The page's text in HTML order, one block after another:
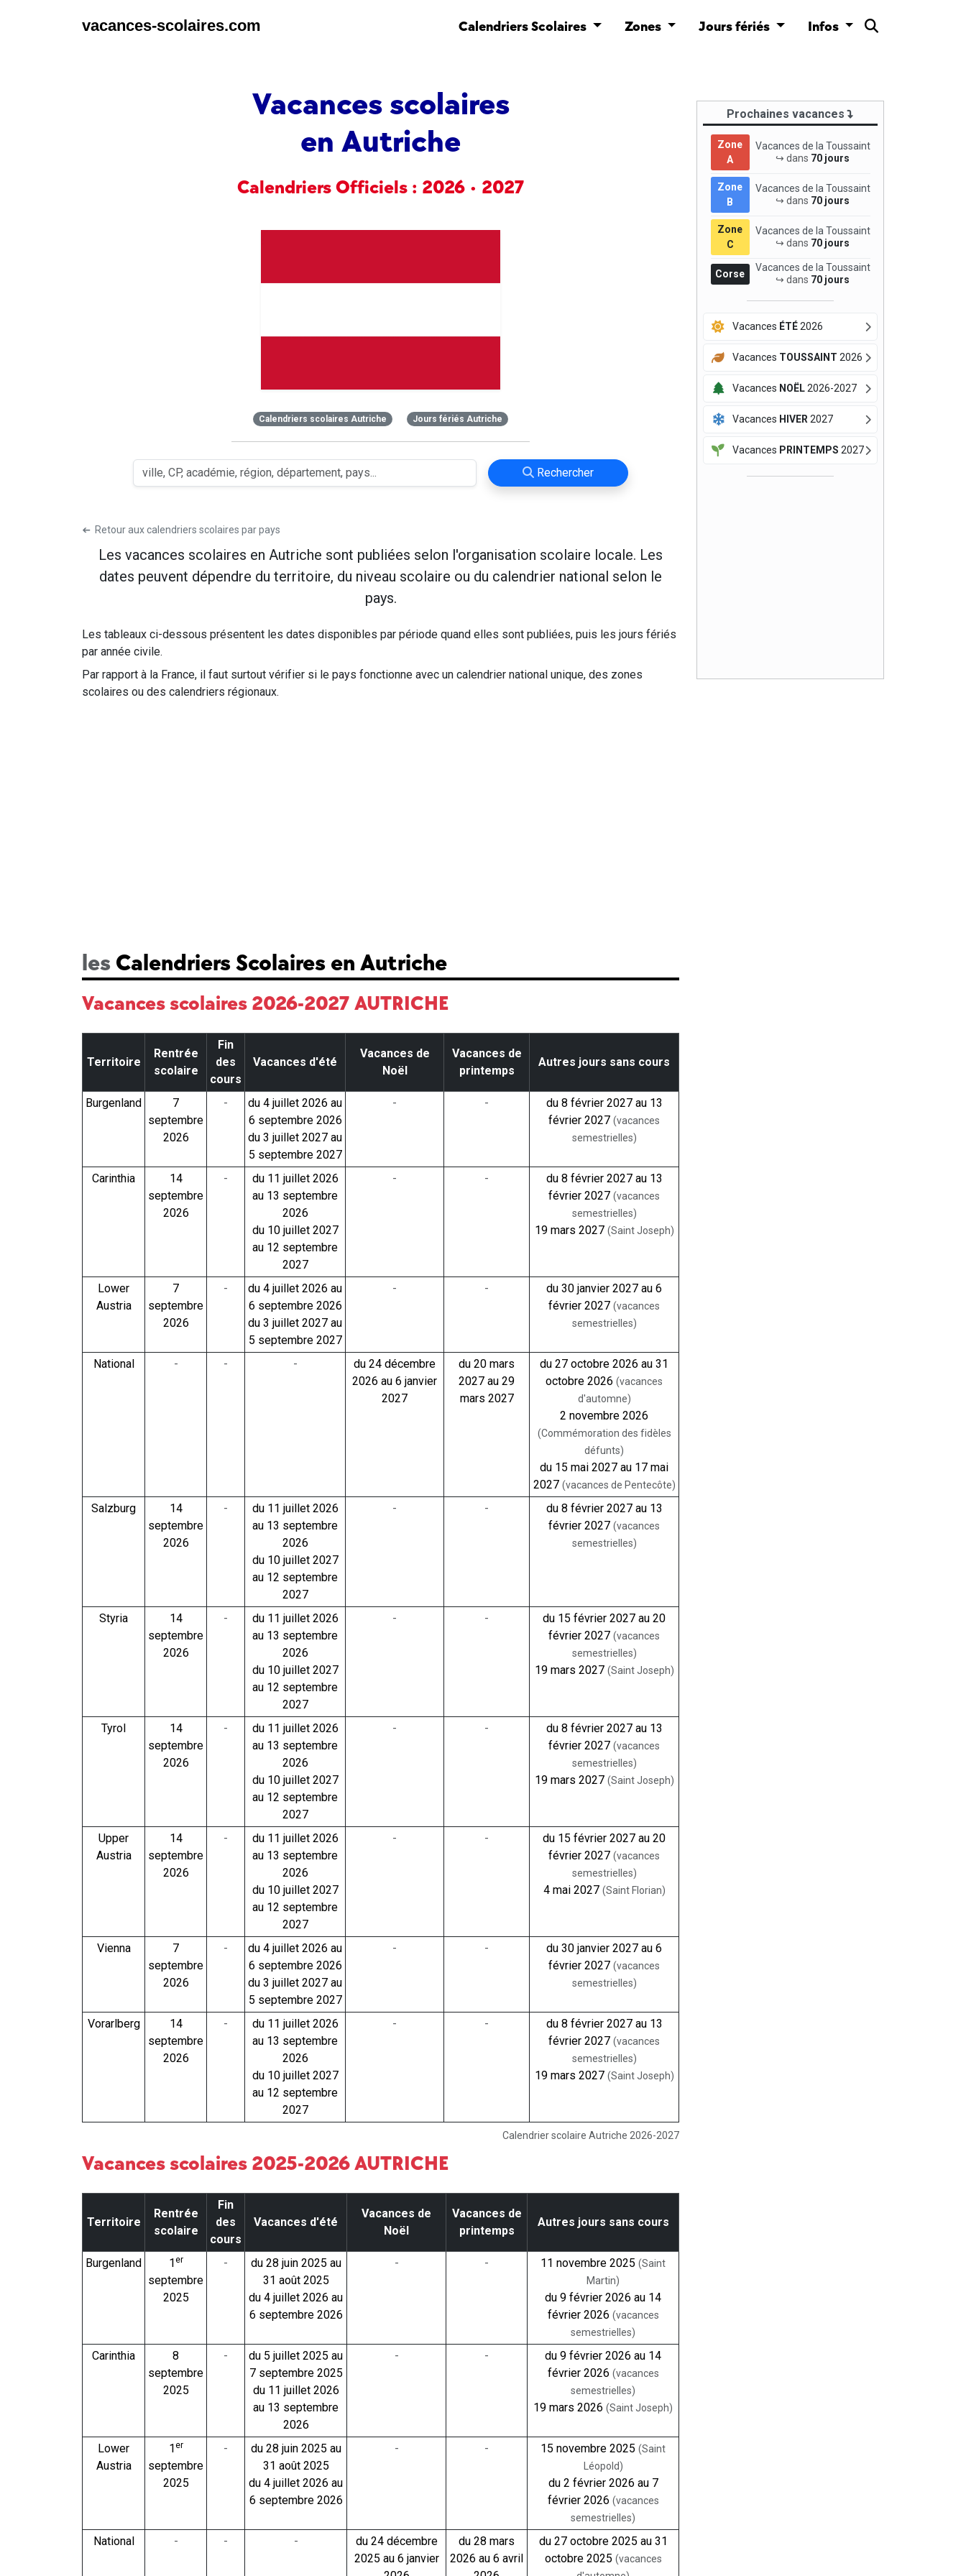
vacances-scolaires.com Calendriers Scolaires Zones Jours fériés Infos
Vacances scolaires
en Autriche
Calendriers Officiels : 2026 • 2027
Calendriers scolaires Autriche Jours fériés Autriche
Rechercher
➔ Retour aux calendriers scolaires par pays
Les vacances scolaires en Autriche sont publiées selon l'organisation scolaire locale. Les
dates peuvent dépendre du territoire, du niveau scolaire ou du calendrier national selon le
pays.
Les tableaux ci-dessous présentent les dates disponibles par période quand elles sont publiées, puis les jours fériés
par année civile.
Par rapport à la France, il faut surtout vérifier si le pays fonctionne avec un calendrier national unique, des zones
scolaires ou des calendriers régionaux.
les Calendriers Scolaires en Autriche
Vacances scolaires 2026-2027 AUTRICHE
Calendrier scolaire Autriche 2026-2027
Territoire
Rentrée
scolaire
Fin
des
cours
Vacances d'été
Vacances de
Noël
Vacances de
printemps
Autres jours sans cours
Burgenland
7
septembre
2026
-
du 4 juillet 2026 au
6 septembre 2026
du 3 juillet 2027 au
5 septembre 2027
- -
du 8 février 2027 au 13
février 2027 (vacances
semestrielles)
Carinthia
14
septembre
2026
-
du 11 juillet 2026
au 13 septembre
2026
du 10 juillet 2027
au 12 septembre
2027
- -
du 8 février 2027 au 13
février 2027 (vacances
semestrielles)
19 mars 2027 (Saint Joseph)
Lower
Austria
7
septembre
2026
-
du 4 juillet 2026 au
6 septembre 2026
du 3 juillet 2027 au
5 septembre 2027
- -
du 30 janvier 2027 au 6
février 2027 (vacances
semestrielles)
National - - -
du 24 décembre
2026 au 6 janvier
2027
du 20 mars
2027 au 29
mars 2027
du 27 octobre 2026 au 31
octobre 2026 (vacances
d'automne)
2 novembre 2026
(Commémoration des fidèles
défunts)
du 15 mai 2027 au 17 mai
2027 (vacances de Pentecôte)
Salzburg
14
septembre
2026
-
du 11 juillet 2026
au 13 septembre
2026
du 10 juillet 2027
au 12 septembre
2027
- -
du 8 février 2027 au 13
février 2027 (vacances
semestrielles)
Styria
14
septembre
2026
-
du 11 juillet 2026
au 13 septembre
2026
du 10 juillet 2027
au 12 septembre
2027
- -
du 15 février 2027 au 20
février 2027 (vacances
semestrielles)
19 mars 2027 (Saint Joseph)
Tyrol
14
septembre
2026
-
du 11 juillet 2026
au 13 septembre
2026
du 10 juillet 2027
au 12 septembre
2027
- -
du 8 février 2027 au 13
février 2027 (vacances
semestrielles)
19 mars 2027 (Saint Joseph)
Upper
Austria
14
septembre
2026
-
du 11 juillet 2026
au 13 septembre
2026
du 10 juillet 2027
au 12 septembre
2027
- -
du 15 février 2027 au 20
février 2027 (vacances
semestrielles)
4 mai 2027 (Saint Florian)
Vienna
7
septembre
2026
-
du 4 juillet 2026 au
6 septembre 2026
du 3 juillet 2027 au
5 septembre 2027
- -
du 30 janvier 2027 au 6
février 2027 (vacances
semestrielles)
Vorarlberg
14
septembre
2026
-
du 11 juillet 2026
au 13 septembre
2026
du 10 juillet 2027
au 12 septembre
2027
- -
du 8 février 2027 au 13
février 2027 (vacances
semestrielles)
19 mars 2027 (Saint Joseph)
Vacances scolaires 2025-2026 AUTRICHE
Territoire
Rentrée
scolaire
Fin
des
cours
Vacances d'été
Vacances de
Noël
Vacances de
printemps
Autres jours sans cours
Burgenland 1er
septembre
2025
-
du 28 juin 2025 au
31 août 2025
du 4 juillet 2026 au
6 septembre 2026
- - 11 novembre 2025 (Saint
Martin)
du 9 février 2026 au 14
février 2026 (vacances
semestrielles)
Carinthia
8
septembre
2025
-
du 5 juillet 2025 au
7 septembre 2025
du 11 juillet 2026
au 13 septembre
2026
- -
du 9 février 2026 au 14
février 2026 (vacances
semestrielles)
19 mars 2026 (Saint Joseph)
Lower
Austria
1er
septembre
2025
-
du 28 juin 2025 au
31 août 2025
du 4 juillet 2026 au
6 septembre 2026
- - 15 novembre 2025 (Saint
Léopold)
du 2 février 2026 au 7
février 2026 (vacances
semestrielles)
National - - -
du 24 décembre
2025 au 6 janvier
du 28 mars
2026 au 6 avril
du 27 octobre 2025 au 31
octobre 2025 (vacances
Prochaines vacances
Zone
A
Vacances de la Toussaint
↪ dans 70 jours
Zone
B
Vacances de la Toussaint
↪ dans 70 jours
Zone
C
Vacances de la Toussaint
↪ dans 70 jours
Corse
Vacances de la Toussaint
↪ dans 70 jours
Vacances ÉTÉ2026
Vacances TOUSSAINT 2026
Vacances NOËL2026-2027
Vacances HIVER 2027
Vacances PRINTEMPS 2027